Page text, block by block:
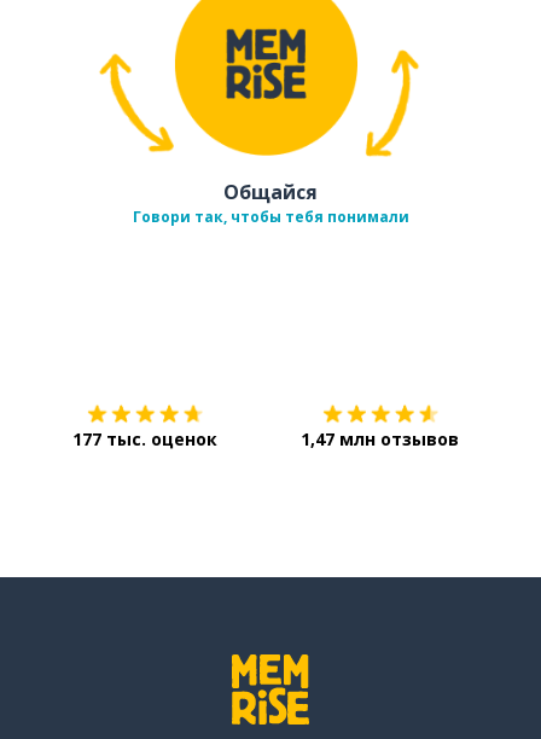
Общайся
Говори так, чтобы тебя понимали
177 тыс. оценок 1,47 млн отзывов